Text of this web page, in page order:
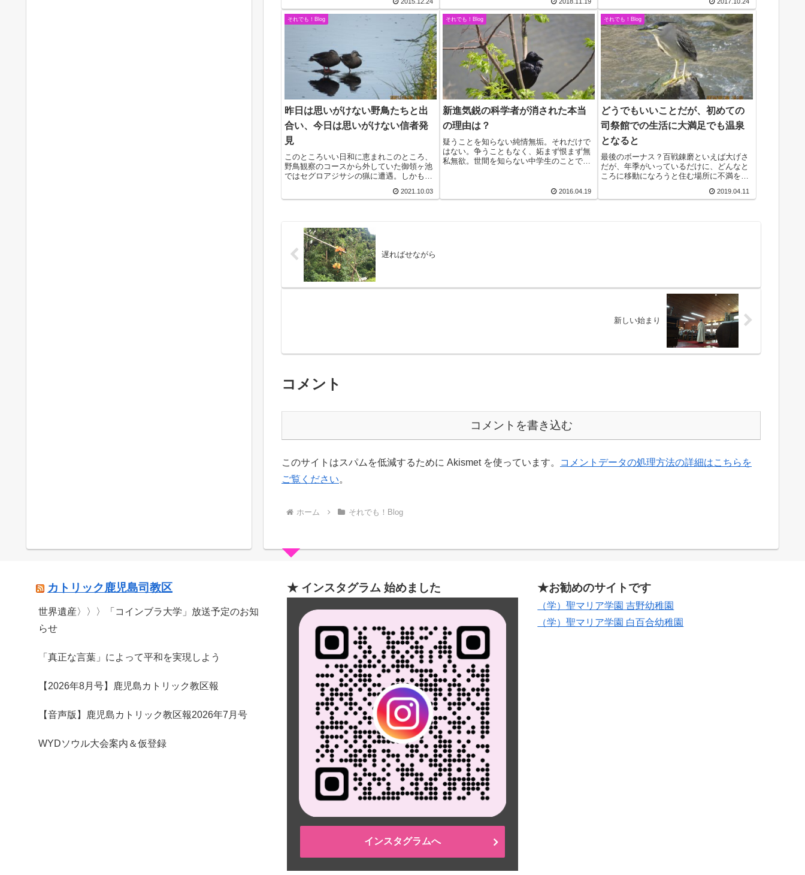
1、2、3、4！元気な掛け声に降りてみると
年中さんの体育が始まっていた。全員緑
色...
集める人気スポットだというから訪れた人
も多いと思う。今度のユスト高山右近列福
答礼公式巡礼で訪...
それでも！Blog
昨日は思いがけない野鳥たちと出
合い、今日は思いがけない信者発
見
このところいい日和に恵まれこのところ、
野鳥観察のコースから外していた御領ヶ池
ではセグロアジサシの猟に遭遇。しかも後
おまけ付き。野鳥たちが消えて面白みの失
2021.10.03
それでも！Blog
新進気鋭の科学者が消された本当
の理由は？
疑うことを知らない純情無垢。それだけで
はない。争うこともなく、妬まず恨まず無
私無欲。世間を知らない中学生のことでは
はあります！」叫ぶように抗弁した女性科
学者といえば...
2016.04.19
それでも！Blog
どうでもいいことだが、初めての
司祭館での生活に大満足でも温泉
となると
最後のボーナス？百戦錬磨といえば大げさ
だが、年季がいっているだけに、どんなと
ころに移動になろうと住む場所に不満を抱
帰は、不満どころか、全く思いがけない温
2019.04.11
遅ればせながら
新しい始まり
コメント
コメントを書き込む
このサイトはスパムを低減するために Akismet を使っています。
コメントデータの処理方法の詳細はこちらを
ご覧ください。
ホーム それでも！Blog
カトリック鹿児島司教区
世界遺産〉〉〉「コインブラ大学」放送予定のお知
らせ
「真正な言葉」によって平和を実現しよう
【2026年8月号】鹿児島カトリック教区報
【音声版】鹿児島カトリック教区報2026年7月号
WYDソウル大会案内＆仮登録
★ インスタグラム 始めました
インスタグラムへ
★お勧めのサイトです
（学）聖マリア学園 吉野幼稚園
（学）聖マリア学園 白百合幼稚園